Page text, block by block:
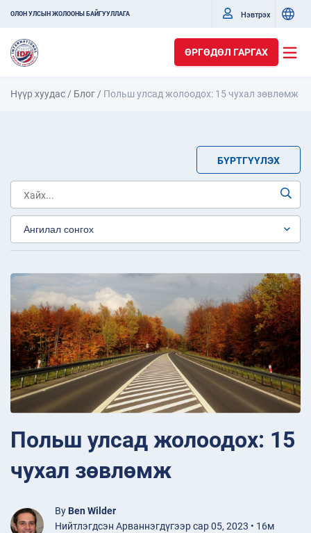
ОЛОН УЛСЫН ЖОЛООНЫ БАЙГУУЛЛАГА Нэвтрэх
ӨРГӨДӨЛ ГАРГАХ
Нүүр хуудас / Блог / Польш улсад жолоодох: 15 чухал зөвлөмж
БҮРТГҮҮЛЭХ
Польш улсад жолоодох: 15
чухал зөвлөмж
By Ben Wilder
Нийтлэгдсэн Арваннэгдүгээр сар 05, 2023 • 16м